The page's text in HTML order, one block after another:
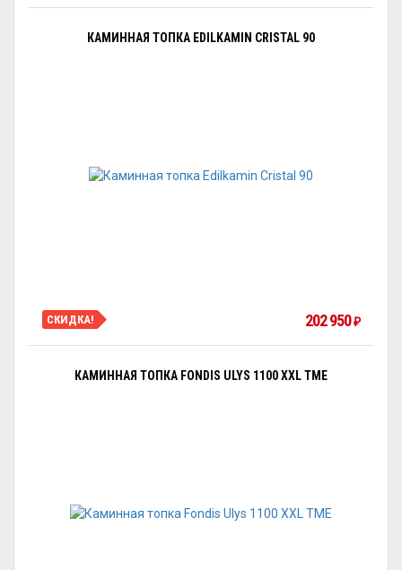
КАМИННАЯ ТОПКА EDILKAMIN CRISTAL 90
СКИДКА! 202 950 ₽
КАМИННАЯ ТОПКА FONDIS ULYS 1100 XXL TME